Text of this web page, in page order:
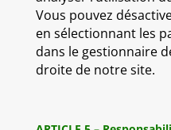
Vous pouvez
en sélectionnant les
dans le gestionnaire
droite de notre site.